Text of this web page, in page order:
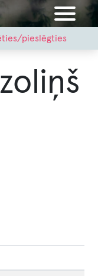
pieslēgties